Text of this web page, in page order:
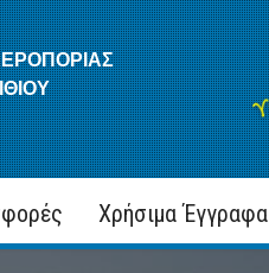
Χρήσιμα Έγγραφα